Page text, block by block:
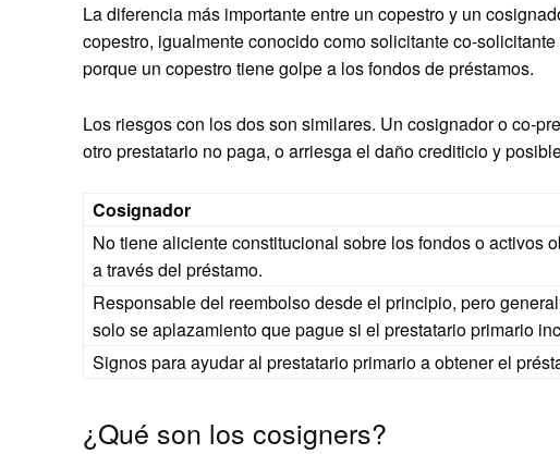
La diferencia más importante entre un copestro y un
copestro, igualmente conocido como solicitante co-
porque un copestro tiene golpe a los fondos de préstamos.
Los riesgos con los dos son similares. Un cosignador o co-
otro prestatario no paga, o arriesga el daño crediticio y
Cosignador
No tiene aliciente constitucional sobre los fondos o activos
a través del préstamo.
Responsable del reembolso desde el principio, pero
solo se aplazamiento que pague si el prestatario primario
Signos para ayudar al prestatario primario a obtener el
¿Qué son los cosigners?